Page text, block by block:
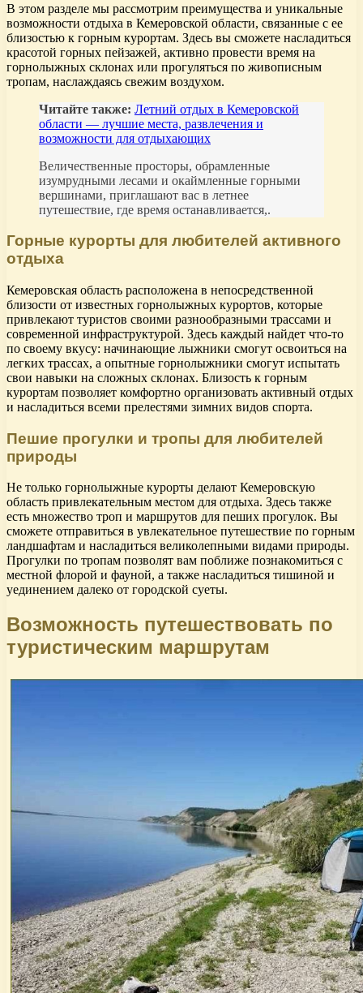
В этом разделе мы рассмотрим преимущества и уникальные
возможности отдыха в Кемеровской области, связанные с ее
близостью к горным курортам. Здесь вы сможете насладиться
красотой горных пейзажей, активно провести время на
горнолыжных склонах или прогуляться по живописным
тропам, наслаждаясь свежим воздухом.
Читайте также: Летний отдых в Кемеровской
области — лучшие места, развлечения и
возможности для отдыхающих
Величественные просторы, обрамленные
изумрудными лесами и окаймленные горными
вершинами, приглашают вас в летнее
путешествие, где время останавливается,.
Горные курорты для любителей активного
отдыха
Кемеровская область расположена в непосредственной
близости от известных горнолыжных курортов, которые
привлекают туристов своими разнообразными трассами и
современной инфраструктурой. Здесь каждый найдет что-то
по своему вкусу: начинающие лыжники смогут освоиться на
легких трассах, а опытные горнолыжники смогут испытать
свои навыки на сложных склонах. Близость к горным
курортам позволяет комфортно организовать активный отдых
и насладиться всеми прелестями зимних видов спорта.
Пешие прогулки и тропы для любителей
природы
Не только горнолыжные курорты делают Кемеровскую
область привлекательным местом для отдыха. Здесь также
есть множество троп и маршрутов для пеших прогулок. Вы
сможете отправиться в увлекательное путешествие по горным
ландшафтам и насладиться великолепными видами природы.
Прогулки по тропам позволят вам поближе познакомиться с
местной флорой и фауной, а также насладиться тишиной и
уединением далеко от городской суеты.
Возможность путешествовать по
туристическим маршрутам